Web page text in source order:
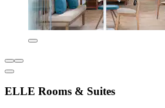
ELLE Rooms & Suites